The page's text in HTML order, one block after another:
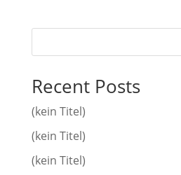
Recent Posts
(kein Titel)
(kein Titel)
(kein Titel)